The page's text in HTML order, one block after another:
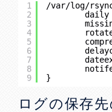
1
2
3
4
5
6
7
8
9
/var/log/
daily
}
ログの保存